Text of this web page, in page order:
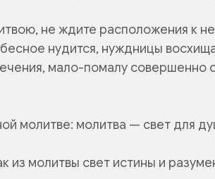
не ждите расположения к
нудится, нуждницы
мало-помалу совершенно
молитве: молитва — свет для
из молитвы свет истины и